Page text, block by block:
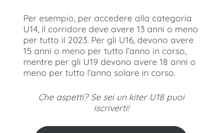
Per esempio, per accedere alla categoria
U14, il corridore deve avere 13 anni o meno
per tutto il 2023. Per gli U16, devono avere
15 anni o meno per tutto l’anno in corso,
mentre per gli U19 devono avere 18 anni o
meno per tutto l’anno solare in corso.
Che aspetti? Se sei un kiter U18 puoi
iscriverti!